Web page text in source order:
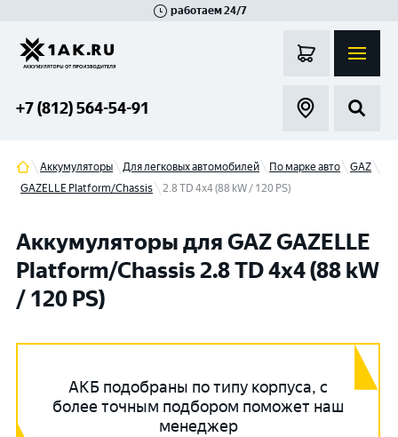
работаем 24/7
+7 (812) 564-54-91
Аккумуляторы Для легковых автомобилей По марке авто
GAZ
GAZELLE Platform/Chassis
2.8 TD 4x4 (88 kW / 120 PS)
Аккумуляторы для GAZ GAZELLE
Platform/Chassis 2.8 TD 4x4 (88 kW
/ 120 PS)
АКБ подобраны по типу корпуса, с
более точным подбором поможет наш
менеджер
Гатчина